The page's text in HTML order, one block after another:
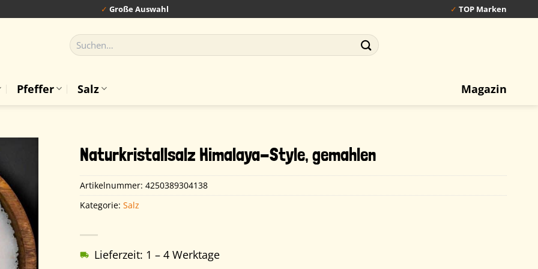
✓ Große Auswahl ✓ TOP Marken
Suchen
nach:
Pfeffer Salz Magazin
Naturkristallsalz Himalaya-Style, gemahlen
Lieferzeit: 1 – 4 Werktage
Artikelnummer:4250389304138
Kategorie:Salz